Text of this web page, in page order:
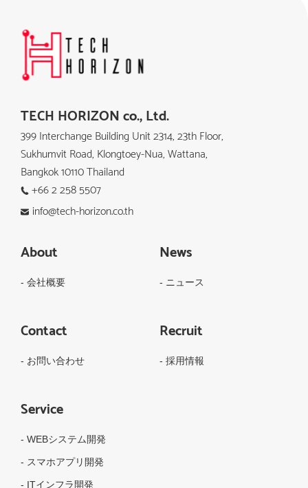
TECH HORIZON co., Ltd.
399 Interchange Building Unit 2314, 23th Floor,
Sukhumvit Road, Klongtoey-Nua, Wattana,
Bangkok 10110 Thailand
+66 2 258 5507
info@tech-horizon.co.th
About
- 会社概要
News
- ニュース
Contact
- お問い合わせ
Recruit
- 採用情報
Service
- WEBシステム開発
- スマホアプリ開発
- ITインフラ開発